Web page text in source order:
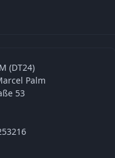
(DT24)
Palm
53